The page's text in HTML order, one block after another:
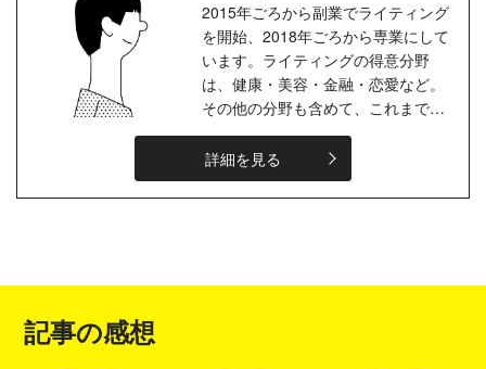
2015年ごろから副業でライティング
を開始、2018年ごろから専業にして
います。ライティングの得意分野
は、健康・美容・金融・恋愛など。
その他の分野も含めて、これまでに
数百件の記事作成をしてきました。
趣味は音楽・格闘技鑑賞なので、そ
の手...
詳細を見る
記事の感想